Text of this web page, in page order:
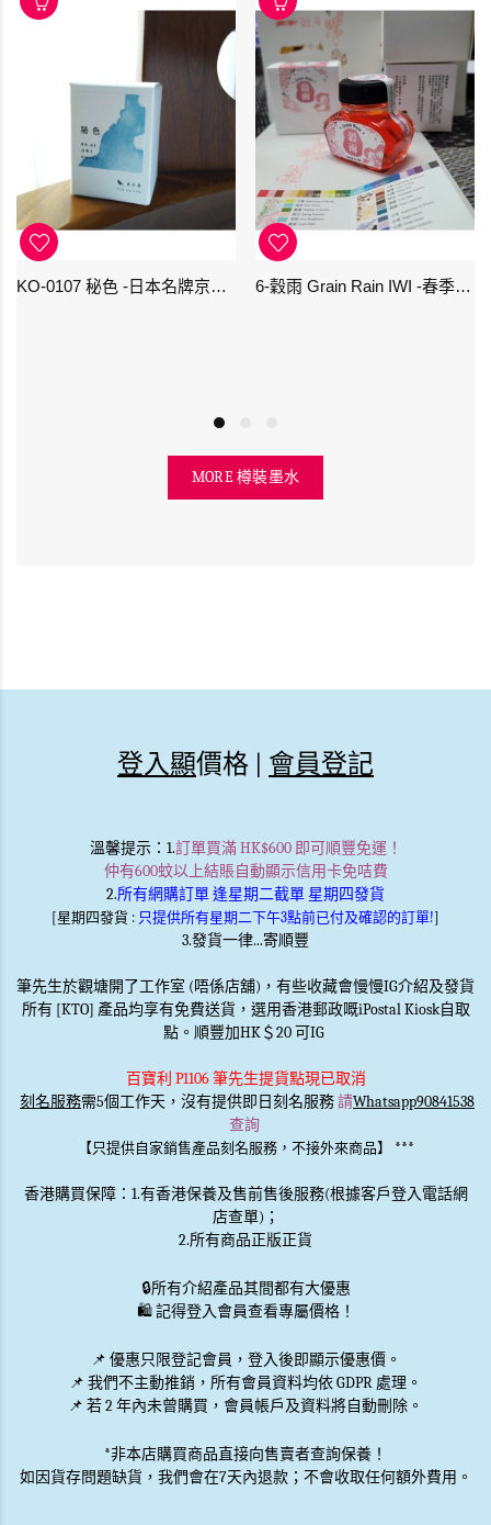
KO-0107 秘色 -日本名牌京の音樽裝鋼筆墨水 4573356130234 - 40ml 6-穀雨 Grain Rain IWI -春季-24節氣色澤鋼筆墨水
MORE 樽裝墨水
登入顯價格 | 會員登記
溫馨提示：1.訂單買滿 HK$600 即可順豐免運！
仲有600蚊以上結賬自動顯示信用卡免咭費
2.所有網購訂單 逢星期二截單 星期四發貨
[星期四發貨 : 只提供所有星期二下午3點前已付及確認的訂單!]
3.發貨一律...寄順豐
筆先生於觀塘開了工作室 (唔係店舖)，有些收藏會慢慢IG介紹及發貨
所有 [KTO] 產品均享有免費送貨，選用香港郵政嘅iPostal Kiosk自取
點。順豐加HK＄20 可IG
百寶利 P1106 筆先生提貨點現已取消
刻名服務需5個工作天，沒有提供即日刻名服務請Whatsapp90841538
查詢
【只提供自家銷售產品刻名服務，不接外來商品】 ***
香港購買保障：1.有香港保養及售前售後服務(根據客戶登入電話網
店查單)；
2.所有商品正版正貨
🔒所有介紹產品其間都有大優惠
🛍️ 記得登入會員查看專屬價格！
📌 優惠只限登記會員 ，登入後即顯示優惠價。
📌 我們不主動推銷 ，所有會員資料均依 GDPR 處理。
📌 若 2 年內未曾購買，會員帳戶及資料將自動刪除。
*非本店購買商品直接向售賣者查詢保養！
如因貨存問題缺貨，我們會在7天內退款；不會收取任何額外費用。